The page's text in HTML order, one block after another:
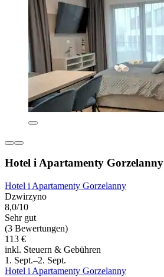
Hotel i Apartamenty Gorzelanny
Hotel i Apartamenty Gorzelanny
Dzwirzyno
8,0/10
Sehr gut
(3 Bewertungen)
113 €
inkl. Steuern & Gebühren
1. Sept.–2. Sept.
Hotel i Apartamenty Gorzelanny